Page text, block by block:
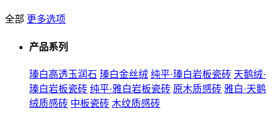
全部 更多选项
产品系列
瑧白高透玉润石 瑧白金丝绒 纯平·瑧白岩板瓷砖 天鹅绒·
瑧白岩板瓷砖 纯平·雅白岩板瓷砖 原木质感砖 雅白·天鹅
绒质感砖 中板瓷砖 木纹质感砖